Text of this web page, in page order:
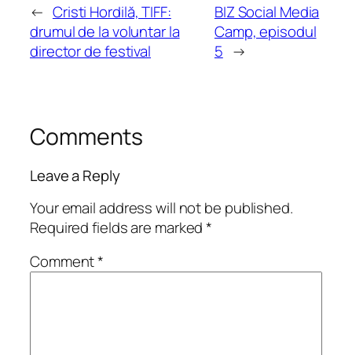
← Cristi Hordilă, TIFF:
drumul de la voluntar la
director de festival
BIZ Social Media
Camp, episodul
5 →
Comments
Leave a Reply
Your email address will not be published.
Required fields are marked*
Comment*